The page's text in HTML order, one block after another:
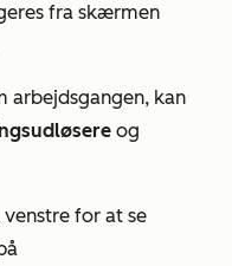
fra skærmen
arbejdsgangen, kan
og
for at se